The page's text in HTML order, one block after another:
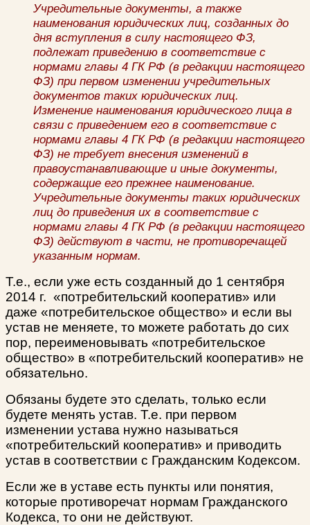
Учредительные документы, а также
наименования юридических лиц, созданных до
дня вступления в силу настоящего ФЗ,
подлежат приведению в соответствие с
нормами главы 4 ГК РФ (в редакции настоящего
ФЗ) при первом изменении учредительных
документов таких юридических лиц.
Изменение наименования юридического лица в
связи с приведением его в соответствие с
нормами главы 4 ГК РФ (в редакции настоящего
ФЗ) не требует внесения изменений в
правоустанавливающие и иные документы,
содержащие его прежнее наименование.
Учредительные документы таких юридических
лиц до приведения их в соответствие с
нормами главы 4 ГК РФ (в редакции настоящего
ФЗ) действуют в части, не противоречащей
указанным нормам.
Т.е., если уже есть созданный до 1 сентября
2014 г. «потребительский кооператив» или
даже «потребительское общество» и если вы
устав не меняете, то можете работать до сих
пор, переименовывать «потребительское
общество» в «потребительский кооператив» не
обязательно.
Обязаны будете это сделать, только если
будете менять устав. Т.е. при первом
изменении устава нужно называться
«потребительский кооператив» и приводить
устав в соответствии с Гражданским Кодексом.
Если же в уставе есть пункты или понятия,
которые противоречат нормам Гражданского
Кодекса, то они не действуют.